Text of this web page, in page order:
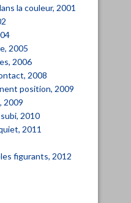
la couleur, 2001
2005
2006
2008
position, 2009
2009
2010
2011
figurants, 2012